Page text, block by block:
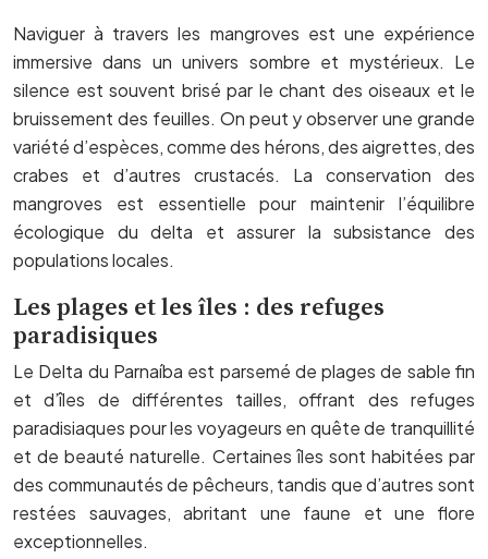
Naviguer à travers les mangroves est une expérience
immersive dans un univers sombre et mystérieux. Le
silence est souvent brisé par le chant des oiseaux et le
bruissement des feuilles. On peut y observer une grande
variété d’espèces, comme des hérons, des aigrettes, des
crabes et d’autres crustacés. La conservation des
mangroves est essentielle pour maintenir l’équilibre
écologique du delta et assurer la subsistance des
populations locales.
Les plages et les îles : des refuges
paradisiques
Le Delta du Parnaíba est parsemé de plages de sable fin
et d’îles de différentes tailles, offrant des refuges
paradisiaques pour les voyageurs en quête de tranquillité
et de beauté naturelle. Certaines îles sont habitées par
des communautés de pêcheurs, tandis que d’autres sont
restées sauvages, abritant une faune et une flore
exceptionnelles.